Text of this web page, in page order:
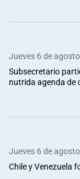
Jueves 6 de
Subsecretario
nutrida agenda de
Jueves 6 de
Chile y Venezuela